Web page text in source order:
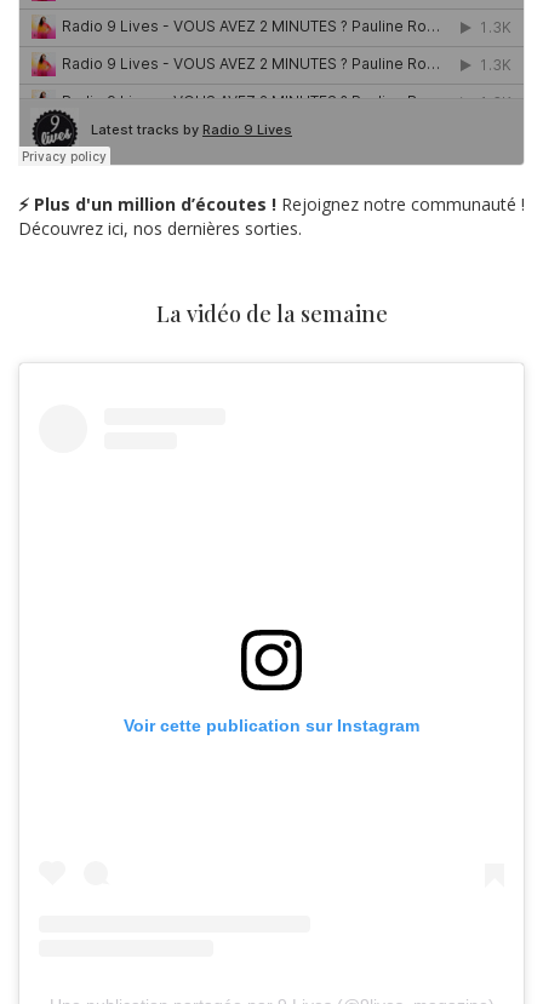
⚡ Plus d'un million d’écoutes ! Rejoignez notre communauté !
Découvrez ici, nos dernières sorties.
La vidéo de la semaine
Voir cette publication sur Instagram